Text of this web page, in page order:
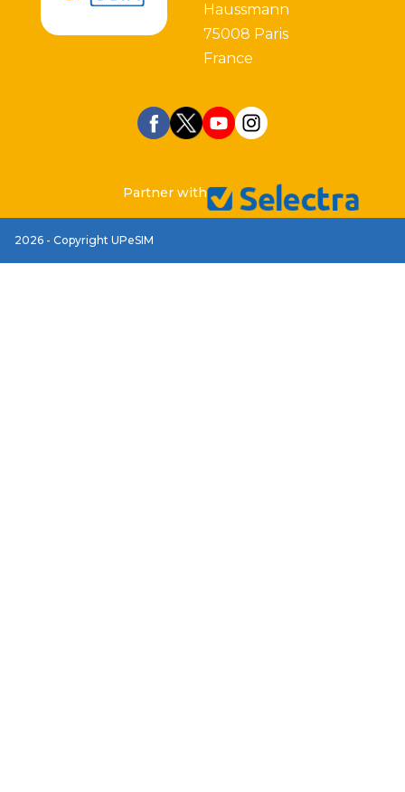
Haussmann
75008 Paris
France
Partner with
2026 - Copyright UPeSIM